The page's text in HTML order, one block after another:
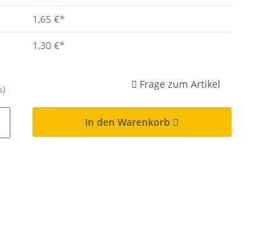
1,65 €*
1,30 €*
Frage zum Artikel
In den Warenkorb